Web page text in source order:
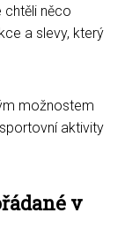
něco
a slevy, který
možnostem
aktivity
v